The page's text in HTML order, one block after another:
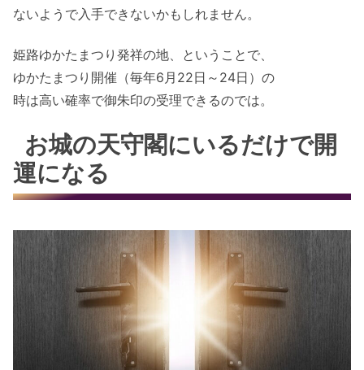
ないようで入手できないかもしれません。
姫路ゆかたまつり発祥の地、ということで、
ゆかたまつり開催（毎年6月22日～24日）の
時は高い確率で御朱印の受理できるのでは。
お城の天守閣にいるだけで開
運になる